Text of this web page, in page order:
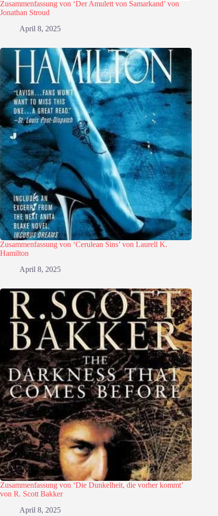
Zusammenfassung von ‘Der Amulett von Samarkand’ von
Jonathan Stroud
April 8, 2025
Zusammenfassung von ‘Cerulean Sins’ von Laurell K.
Hamilton
April 8, 2025
Zusammenfassung von ‘Die Dunkelheit, die vorher kommt’
von R. Scott Bakker
April 8, 2025